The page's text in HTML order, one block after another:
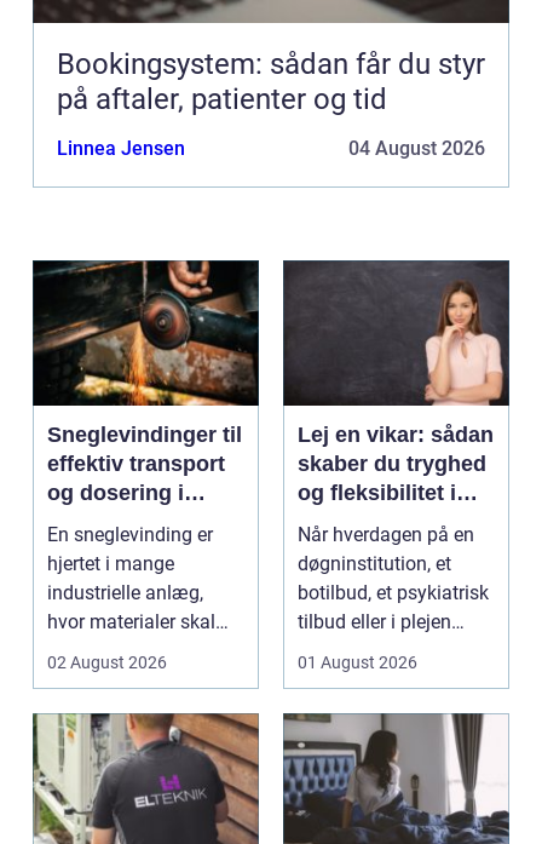
Bookingsystem: sådan får du styr
på aftaler, patienter og tid
Linnea Jensen 04 August 2026
Sneglevindinger til
effektiv transport
og dosering i
industrien
En sneglevinding er
hjertet i mange
industrielle anlæg,
hvor materialer skal
flyttes, doseres eller ...
02 August 2026
Lej en vikar: sådan
skaber du tryghed
og fleksibilitet i
hverdagen
Når hverdagen på en
døgninstitution, et
botilbud, et psykiatrisk
tilbud eller i plejen
pludselig ænd...
01 August 2026